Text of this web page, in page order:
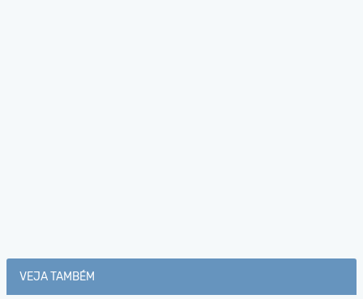
VEJA TAMBÉM